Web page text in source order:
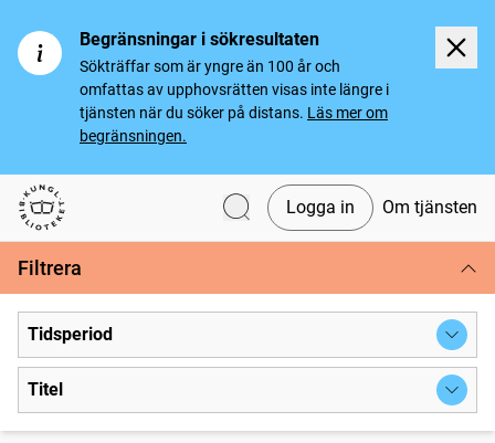
Begränsningar i sökresultaten
Sökträffar som är yngre än 100 år och
omfattas av upphovsrätten visas inte längre i
tjänsten när du söker på distans. Läs mer om
begränsningen.
Svenska tidningar
Logga in Om tjänsten
Filtrera
Tidsperiod
Titel